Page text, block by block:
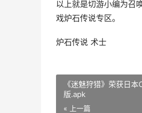
以上就是切游小编为召
戏炉石传说专区。
炉石传说 术士
《迷魅狩猎》荣获日
版.apk
« 上一篇